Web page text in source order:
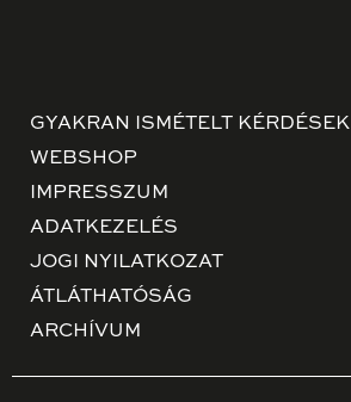
GYAKRAN ISMÉTELT KÉRDÉSEK
WEBSHOP
IMPRESSZUM
ADATKEZELÉS
JOGI NYILATKOZAT
ÁTLÁTHATÓSÁG
ARCHÍVUM